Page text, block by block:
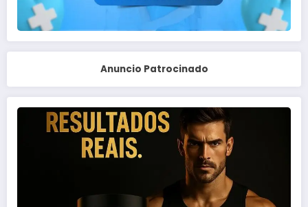
Anuncio Patrocinado